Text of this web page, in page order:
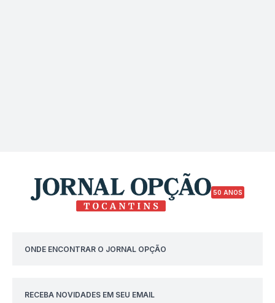
50 ANOS
ONDE ENCONTRAR O JORNAL OPÇÃO
RECEBA NOVIDADES EM SEU EMAIL